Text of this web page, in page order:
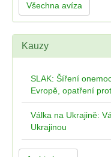
Všechna avíza
Kauzy
SLAK: Šíření
Evropě, opatření
Válka na Ukrajině:
Ukrajinou